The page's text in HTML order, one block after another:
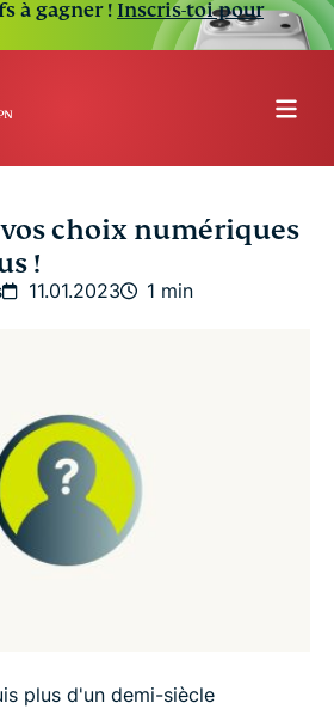
à gagner ! Inscris-toi pour
vos choix numériques
!
11.01.2023 1 min
plus d'un demi-siècle